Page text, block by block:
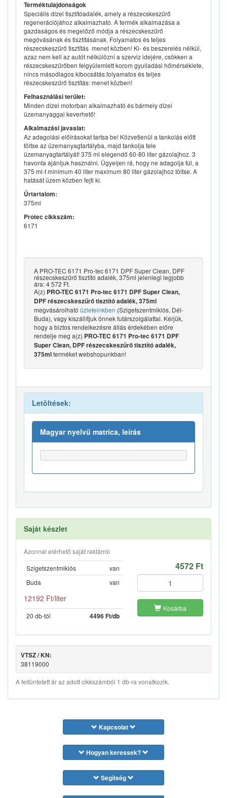
Terméktulajdonságok
Speciális dízel tisztítóadalék, amely a részecskeszűrő
regenerációjához alkalmazható. A termék alkalmazása a
gazdaságos és megelőző módja a részecskeszűrő
megóvásának és tisztításának. Folyamatos és teljes
részecskeszűrő tisztítás  menet közben! Ki- és beszerelés nélkül,
azaz nem kell az autót nélkülözni a szerviz idejére, csökken a
részecskeszűrőben felgyülemlett korom gyulladási hőmérséklete,
nincs másodlagos kibocsátás.folyamatos és teljes
részecskeszűrő tisztítás: menet közben!
Felhasználási terület:
Minden dízel motorban alkalmazható és bármely dízel
üzemanyaggal keverhető!
Alkalmazási javaslat:
Az adagolási előírásokat tartsa be! Közvetlenül a tankolás előtt
töltse az üzemanyagtartályba, majd tankolja tele
üzemanyagtartályát! 375 ml elegendő 60-80 liter gázolajhoz. 3
havonta ajánljuk használni. Ügyeljen rá, hogy ne adagolja túl, a
375 ml-t minimum 40 liter maximum 80 liter gázolajhoz töltse. A
hatását üzem közben fejti ki.
Űrtartalom:
375ml
Protec cikkszám:
6171
A PRO-TEC 6171 Pro-tec 6171 DPF Super Clean, DPF
részecskeszűrő tisztító adalék, 375ml jelenlegi legjobb
ára: 4 572 Ft.
A(z) PRO-TEC 6171 Pro-tec 6171 DPF Super Clean,
DPF részecskeszűrő tisztító adalék, 375ml
megvásárolható üzleteinkben (Szigetszentmiklós, Dél-
Buda), vagy kiszállítjuk önnek futárszolgálattal. Kérjük,
hogy a biztos rendelkezésre állás érdekében előre
rendelje meg a(z) PRO-TEC 6171 Pro-tec 6171 DPF
Super Clean, DPF részecskeszűrő tisztító adalék,
375mlterméket webshopunkban!
Letöltések:
Magyar nyelvű matrica, leírás
Saját készlet
Azonnal elérhető saját raktárról
Szigetszentmiklós
van
Buda
van
12192 Ft/liter
20 db-tól 4496 Ft/db
4572 Ft
Kosárba
VTSZ / KN:
38119000
A feltüntetett ár az adott cikkszámból 1 db-ra vonatkozik.
Kapcsolat
Hogyan keressek?
Segítség